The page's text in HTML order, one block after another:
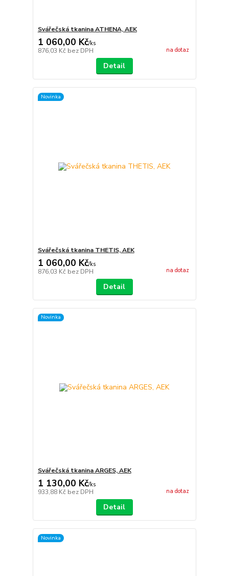
Svářečská tkanina ATHENA, AEK
1 060,00 Kč/ks
876,03 Kč bez DPH na dotaz
Detail
Novinka
Svářečská tkanina THETIS, AEK
1 060,00 Kč/ks
876,03 Kč bez DPH na dotaz
Detail
Novinka
Svářečská tkanina ARGES, AEK
1 130,00 Kč/ks
933,88 Kč bez DPH na dotaz
Detail
Novinka